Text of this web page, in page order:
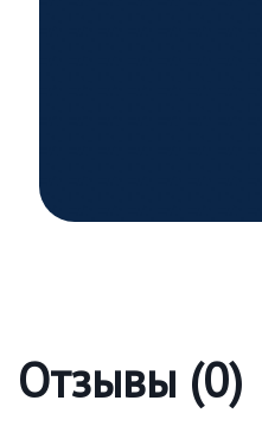
Отзывы (0)